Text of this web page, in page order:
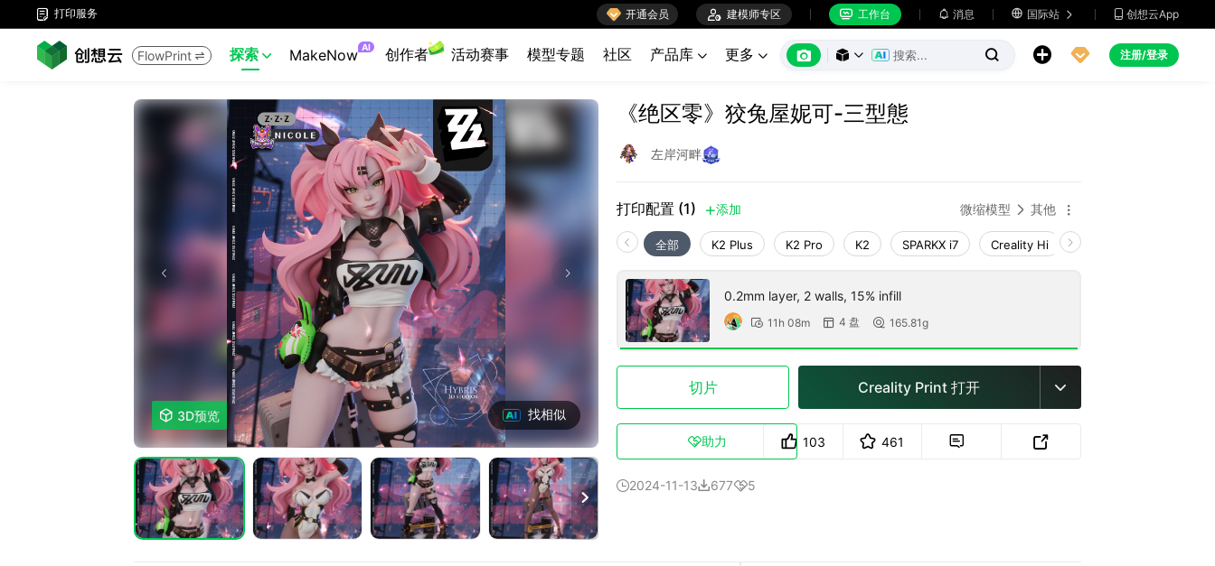
 打印服务  开通会员  建模师专区  工作台  消息  国际站   创想云App
FlowPrint  探索  MakeNow AI 创作者 活动赛事 模型专题 社区 产品库  更多        注册/登录
 3D预览 找相似

《绝区零》狡兔屋妮可-三型態
左岸河畔
打印配置 (1) 添加 微缩模型  其他 
全部 K2 Plus K2 Pro K2 SPARKX i7 Creality Hi
0.2mm layer, 2 walls, 15% infill
 11h 08m  4 盘  165.81g
切片 Creality Print 打开 
助力 103 461  
2024-11-136775